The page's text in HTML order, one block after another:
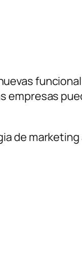
empresas
de